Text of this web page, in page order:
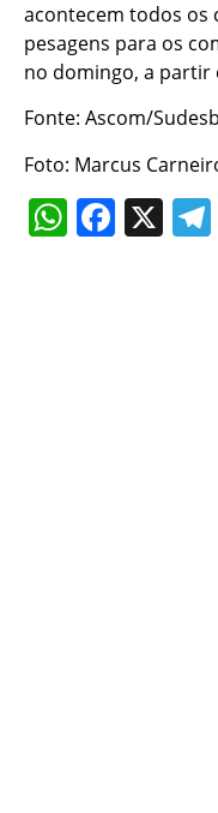
acontecem todos os
pesagens para os
no domingo, a partir
Fonte: Ascom/Sudesb
Foto: Marcus
X